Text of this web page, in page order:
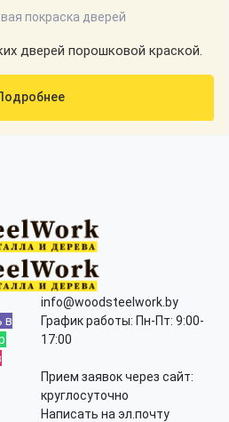
дверей порошковой краской.
в
info@woodsteelwork.by
График работы: Пн-Пт: 9:00-
17:00
Прием заявок через сайт:
круглосуточно
Написать на эл.почту